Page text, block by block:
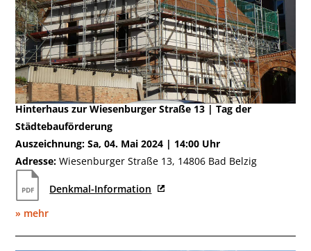
Mai 2024
Hinterhaus zur Wiesenburger Straße 13 | Tag der
Städtebauförderung
Auszeichnung: Sa, 04. Mai 2024 | 14:00 Uhr
Adresse: Wiesenburger Straße 13, 14806 Bad Belzig
Denkmal-Information
» mehr